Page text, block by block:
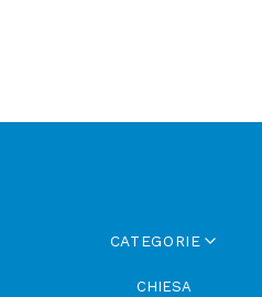
CATEGORIE
CHIESA